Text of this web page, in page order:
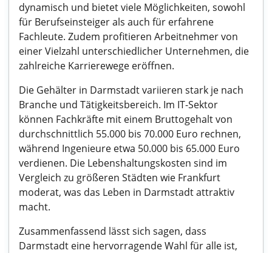
dynamisch und bietet viele Möglichkeiten, sowohl
für Berufseinsteiger als auch für erfahrene
Fachleute. Zudem profitieren Arbeitnehmer von
einer Vielzahl unterschiedlicher Unternehmen, die
zahlreiche Karrierewege eröffnen.
Die Gehälter in Darmstadt variieren stark je nach
Branche und Tätigkeitsbereich. Im IT-Sektor
können Fachkräfte mit einem Bruttogehalt von
durchschnittlich 55.000 bis 70.000 Euro rechnen,
während Ingenieure etwa 50.000 bis 65.000 Euro
verdienen. Die Lebenshaltungskosten sind im
Vergleich zu größeren Städten wie Frankfurt
moderat, was das Leben in Darmstadt attraktiv
macht.
Zusammenfassend lässt sich sagen, dass
Darmstadt eine hervorragende Wahl für alle ist,